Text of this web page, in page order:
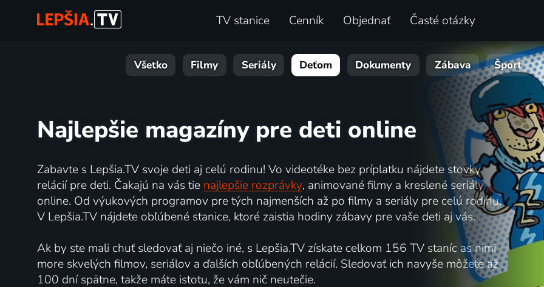
TV stanice Cenník Objednať Časté otázky
Všetko Filmy Seriály Deťom Dokumenty Zábava Šport
Najlepšie magazíny pre deti online
Zabavte s Lepšia.TV svoje deti aj celú rodinu! Vo videotéke bez príplatku nájdete stovky
relácií pre deti. Čakajú na vás tie najlepšie rozprávky, animované filmy a kreslené seriály
online. Od výukových programov pre tých najmenších až po filmy a seriály pre celú rodinu.
V Lepšia.TV nájdete obľúbené stanice, ktoré zaistia hodiny zábavy pre vaše deti aj vás.
Ak by ste mali chuť sledovať aj niečo iné, s Lepšia.TV získate celkom 156 TV staníc as nimi
more skvelých filmov, seriálov a ďalších obľúbených relácií. Sledovať ich navyše môžete až
100 dní spätne, takže máte istotu, že vám nič neutečie.